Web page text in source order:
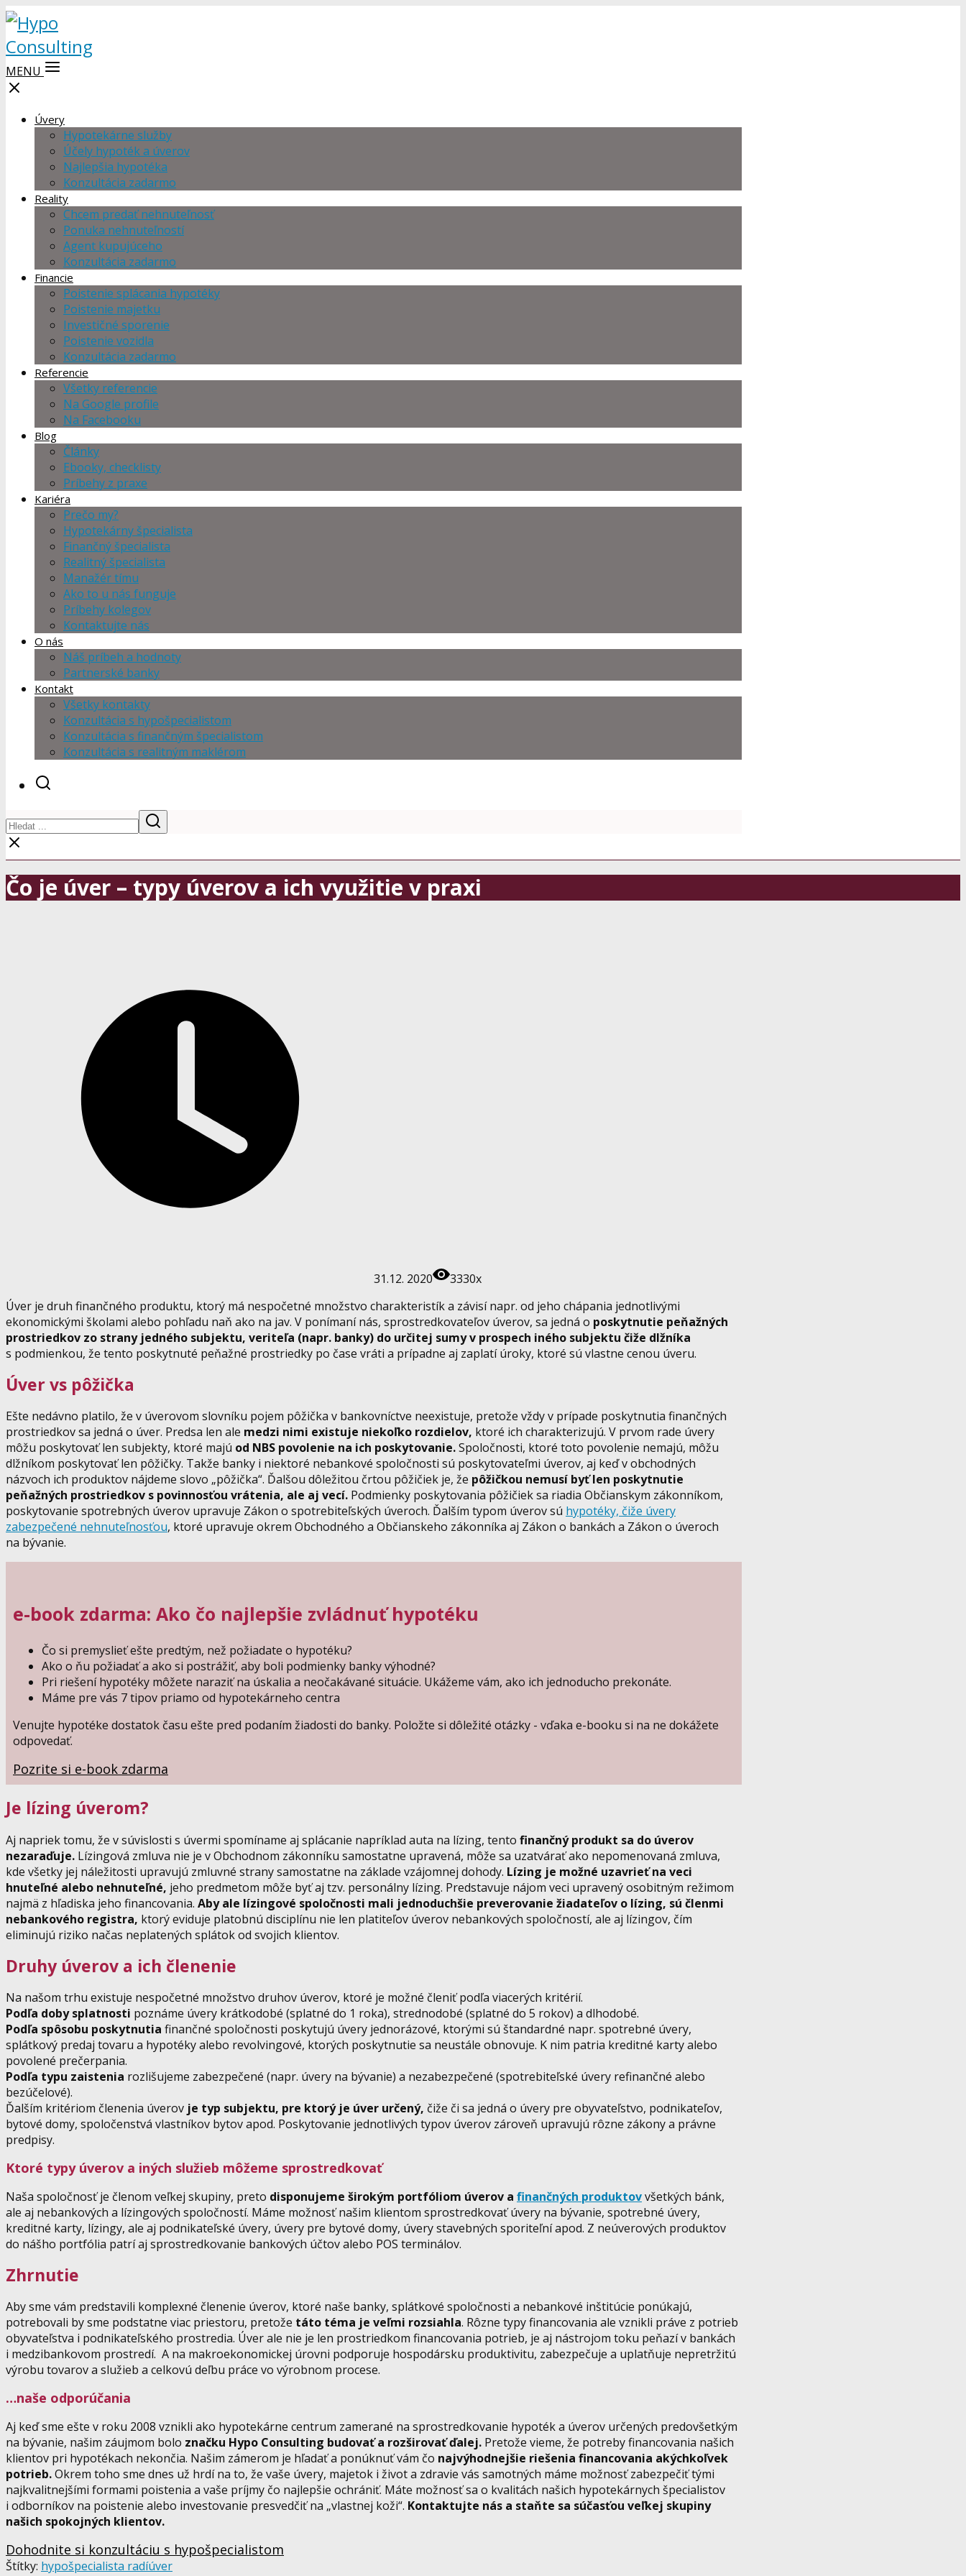
MENU
Úvery
Hypotekárne služby
Účely hypoték a úverov
Najlepšia hypotéka
Konzultácia zadarmo
Reality
Chcem predať nehnuteľnosť
Ponuka nehnuteľností
Agent kupujúceho
Konzultácia zadarmo
Financie
Poistenie splácania hypotéky
Poistenie majetku
Investičné sporenie
Poistenie vozidla
Konzultácia zadarmo
Referencie
Všetky referencie
Na Google profile
Na Facebooku
Blog
Články
Ebooky, checklisty
Príbehy z praxe
Kariéra
Prečo my?
Hypotekárny špecialista
Finančný špecialista
Realitný špecialista
Manažér tímu
Ako to u nás funguje
Príbehy kolegov
Kontaktujte nás
O nás
Náš príbeh a hodnoty
Partnerské banky
Kontakt
Všetky kontakty
Konzultácia s hypošpecialistom
Konzultácia s finančným špecialistom
Konzultácia s realitným maklérom
Čo je úver – typy úverov a ich využitie v praxi
31.12. 2020
3330x
Úver je druh finančného produktu, ktorý má nespočetné množstvo charakteristík a závisí napr. od jeho chápania jednotlivými
ekonomickými školami alebo pohľadu naň ako na jav. V ponímaní nás, sprostredkovateľov úverov, sa jedná o poskytnutie peňažných
prostriedkov zo strany jedného subjektu, veriteľa (napr. banky) do určitej sumy v prospech iného subjektu čiže dlžníka
s podmienkou, že tento poskytnuté peňažné prostriedky po čase vráti a prípadne aj zaplatí úroky, ktoré sú vlastne cenou úveru.
Úver vs pôžička
Ešte nedávno platilo, že v úverovom slovníku pojem pôžička v bankovníctve neexistuje, pretože vždy v prípade poskytnutia finančných
prostriedkov sa jedná o úver. Predsa len ale medzi nimi existuje niekoľko rozdielov, ktoré ich charakterizujú. V prvom rade úvery
môžu poskytovať len subjekty, ktoré majú od NBS povolenie na ich poskytovanie.Spoločnosti, ktoré toto povolenie nemajú, môžu
dlžníkom poskytovať len pôžičky. Takže banky i niektoré nebankové spoločnosti sú poskytovateľmi úverov, aj keď v obchodných
názvoch ich produktov nájdeme slovo „pôžička“. Ďalšou dôležitou črtou pôžičiek je, že pôžičkou nemusí byť len poskytnutie
peňažných prostriedkov s povinnosťou vrátenia, ale aj vecí. Podmienky poskytovania pôžičiek sa riadia Občianskym zákonníkom,
poskytovanie spotrebných úverov upravuje Zákon o spotrebiteľských úveroch. Ďalším typom úverov sú hypotéky, čiže úvery
zabezpečené nehnuteľnosťou, ktoré upravuje okrem Obchodného a Občianskeho zákonníka aj Zákon o bankách a Zákon o úveroch
na bývanie.
e-book zdarma: Ako čo najlepšie zvládnuť hypotéku
Čo si premyslieť ešte predtým, než požiadate o hypotéku?
Ako o ňu požiadať a ako si postrážiť, aby boli podmienky banky výhodné?
Pri riešení hypotéky môžete naraziť na úskalia a neočakávané situácie. Ukážeme vám, ako ich jednoducho prekonáte.
Máme pre vás 7 tipov priamo od hypotekárneho centra
Venujte hypotéke dostatok času ešte pred podaním žiadosti do banky. Položte si dôležité otázky - vďaka e-booku si na ne dokážete
odpovedať.
Pozrite si e-book zdarma
Je lízing úverom?
Aj napriek tomu, že v súvislosti s úvermi spomíname aj splácanie napríklad auta na lízing, tento finančný produkt sa do úverov
nezaraďuje. Lízingová zmluva nie je v Obchodnom zákonníku samostatne upravená, môže sa uzatvárať ako nepomenovaná zmluva,
kde všetky jej náležitosti upravujú zmluvné strany samostatne na základe vzájomnej dohody. Lízing je možné uzavrieť na veci
hnuteľné alebo nehnuteľné, jeho predmetom môže byť aj tzv. personálny lízing. Predstavuje nájom veci upravený osobitným režimom
najmä z hľadiska jeho financovania. Aby ale lízingové spoločnosti mali jednoduchšie preverovanie žiadateľov o lízing, sú členmi
nebankového registra, ktorý eviduje platobnú disciplínu nie len platiteľov úverov nebankových spoločností, ale aj lízingov, čím
eliminujú riziko načas neplatených splátok od svojich klientov.
Druhy úverov a ich členenie
Na našom trhu existuje nespočetné množstvo druhov úverov, ktoré je možné členiť podľa viacerých kritérií.
Podľa doby splatnosti poznáme úvery krátkodobé (splatné do 1 roka), strednodobé (splatné do 5 rokov) a dlhodobé.
Podľa spôsobu poskytnutia finančné spoločnosti poskytujú úvery jednorázové, ktorými sú štandardné napr. spotrebné úvery,
splátkový predaj tovaru a hypotéky alebo revolvingové, ktorých poskytnutie sa neustále obnovuje. K nim patria kreditné karty alebo
povolené prečerpania.
Podľa typu zaistenia rozlišujeme zabezpečené (napr. úvery na bývanie) a nezabezpečené (spotrebiteľské úvery refinančné alebo
bezúčelové).
Ďalším kritériom členenia úverov je typ subjektu, pre ktorý je úver určený, čiže či sa jedná o úvery pre obyvateľstvo, podnikateľov,
bytové domy, spoločenstvá vlastníkov bytov apod. Poskytovanie jednotlivých typov úverov zároveň upravujú rôzne zákony a právne
predpisy.
Ktoré typy úverov a iných služieb môžeme sprostredkovať
Naša spoločnosť je členom veľkej skupiny, preto disponujeme širokým portfóliom úverov a finančných produktovvšetkých bánk,
ale aj nebankových a lízingových spoločností. Máme možnosť našim klientom sprostredkovať úvery na bývanie, spotrebné úvery,
kreditné karty, lízingy, ale aj podnikateľské úvery, úvery pre bytové domy, úvery stavebných sporiteľní apod. Z neúverových produktov
do nášho portfólia patrí aj sprostredkovanie bankových účtov alebo POS terminálov.
Zhrnutie
Aby sme vám predstavili komplexné členenie úverov, ktoré naše banky, splátkové spoločnosti a nebankové inštitúcie ponúkajú,
potrebovali by sme podstatne viac priestoru, pretože táto téma je veľmi rozsiahla. Rôzne typy financovania ale vznikli práve z potrieb
obyvateľstva i podnikateľského prostredia. Úver ale nie je len prostriedkom financovania potrieb, je aj nástrojom toku peňazí v bankách
i medzibankovom prostredí. A na makroekonomickej úrovni podporuje hospodársku produktivitu, zabezpečuje a uplatňuje nepretržitú
výrobu tovarov a služieb a celkovú deľbu práce vo výrobnom procese.
…naše odporúčania
Aj keď sme ešte v roku 2008 vznikli ako hypotekárne centrum zamerané na sprostredkovanie hypoték a úverov určených predovšetkým
na bývanie, našim záujmom bolo značku Hypo Consulting budovať a rozširovať ďalej. Pretože vieme, že potreby financovania našich
klientov pri hypotékach nekončia. Našim zámerom je hľadať a ponúknuť vám čo najvýhodnejšie riešenia financovania akýchkoľvek
potrieb.Okrem toho sme dnes už hrdí na to, že vaše úvery, majetok i život a zdravie vás samotných máme možnosť zabezpečiť tými
najkvalitnejšími formami poistenia a vaše príjmy čo najlepšie ochrániť. Máte možnosť sa o kvalitách našich hypotekárnych špecialistov
i odborníkov na poistenie alebo investovanie presvedčiť na „vlastnej koži“. Kontaktujte nás a staňte sa súčasťou veľkej skupiny
našich spokojných klientov.
Dohodnite si konzultáciu s hypošpecialistom
Štítky: hypošpecialista radíúver